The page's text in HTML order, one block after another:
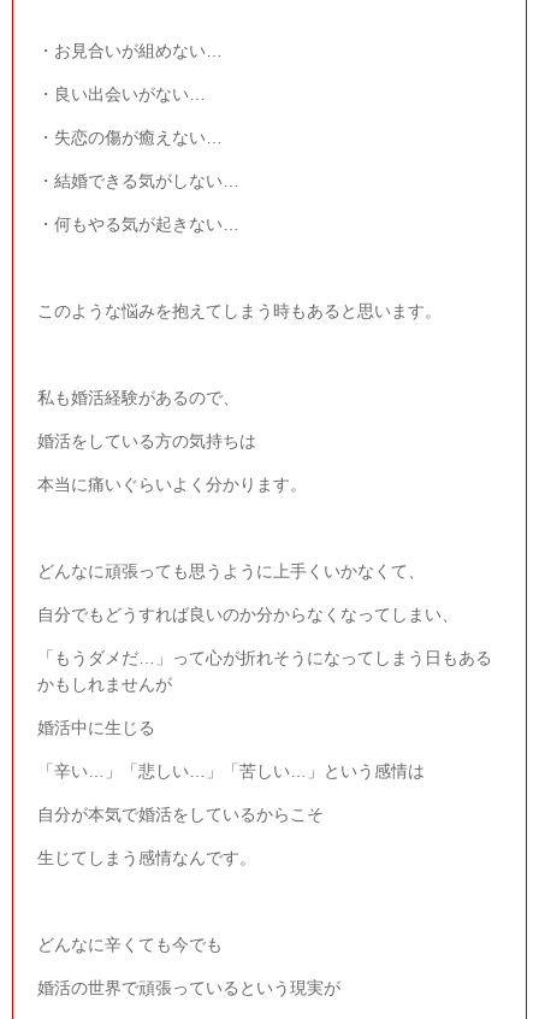
・お見合いが組めない…
・良い出会いがない…
・失恋の傷が癒えない…
・結婚できる気がしない…
・何もやる気が起きない…
このような悩みを抱えてしまう時もあると思います。
私も婚活経験があるので、
婚活をしている方の気持ちは
本当に痛いぐらいよく分かります。
どんなに頑張っても思うように上手くいかなくて、
自分でもどうすれば良いのか分からなくなってしまい、
「もうダメだ…」って心が折れそうになってしまう日もある
かもしれませんが
婚活中に生じる
「辛い…」「悲しい…」「苦しい…」という感情は
自分が本気で婚活をしているからこそ
生じてしまう感情なんです。
どんなに辛くても今でも
婚活の世界で頑張っているという現実が